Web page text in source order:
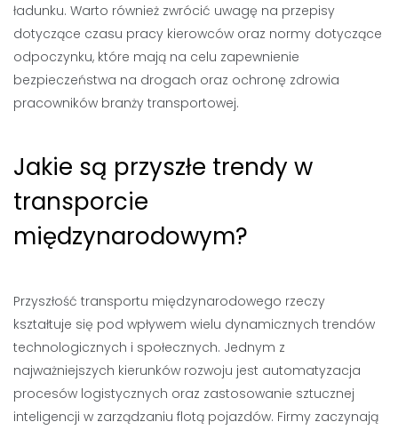
ładunku. Warto również zwrócić uwagę na przepisy
dotyczące czasu pracy kierowców oraz normy dotyczące
odpoczynku, które mają na celu zapewnienie
bezpieczeństwa na drogach oraz ochronę zdrowia
pracowników branży transportowej.
Jakie są przyszłe trendy w
transporcie
międzynarodowym?
Przyszłość transportu międzynarodowego rzeczy
kształtuje się pod wpływem wielu dynamicznych trendów
technologicznych i społecznych. Jednym z
najważniejszych kierunków rozwoju jest automatyzacja
procesów logistycznych oraz zastosowanie sztucznej
inteligencji w zarządzaniu flotą pojazdów. Firmy zaczynają